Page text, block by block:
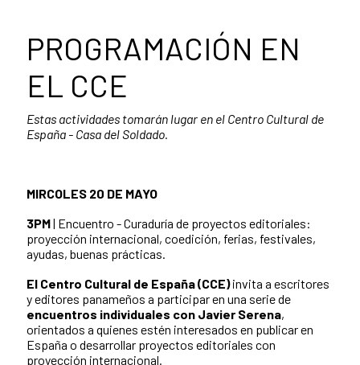
PROGRAMACIÓN EN
EL CCE
Estas actividades tomarán lugar en el Centro Cultural de
España - Casa del Soldado.
MIRCOLES 20 DE MAYO
3PM| Encuentro - Curaduría de proyectos editoriales:
proyección internacional, coedición, ferias, festivales,
ayudas, buenas prácticas.
El Centro Cultural de España (CCE)invita a escritores
y editores panameños a participar en una serie de
encuentros individuales con Javier Serena,
orientados a quienes estén interesados en publicar en
España o desarrollar proyectos editoriales con
proyección internacional.